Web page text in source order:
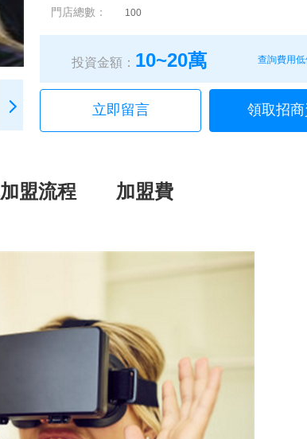
門店總數： 100
投資金額： 10~20萬 查詢費用
立即留言 領取招
加盟流程 加盟費